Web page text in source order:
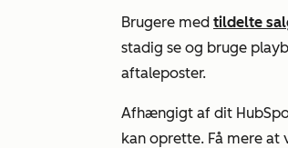
Brugere med tildelte
stadig se og bruge
aftaleposter.
Afhængigt af dit
kan oprette. Få mere at